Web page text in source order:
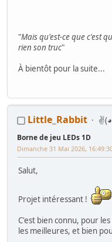
"Mais qu'est-ce que c'est
rien son truc"
À bientôt pour la suite...
Little_Rabbit
Borne de jeu LEDs 1D
Dimanche 31 Mai 2026,
Salut,
Projet intéressant !
C'est bien connu, pour
les meilleures, et bien